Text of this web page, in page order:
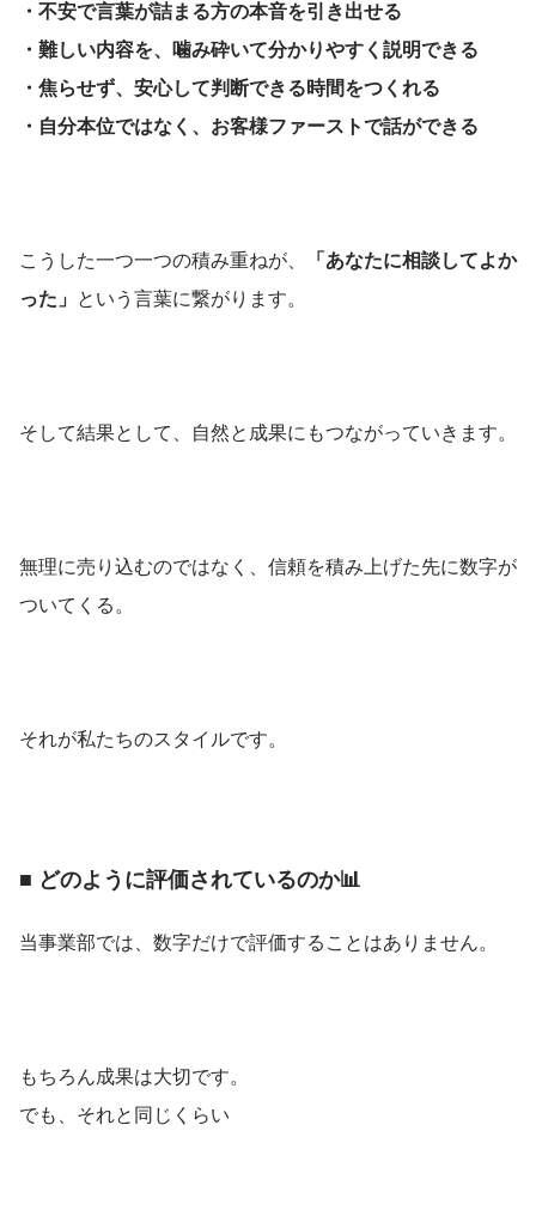
・不安で言葉が詰まる方の本音を引き出せる
・難しい内容を、噛み砕いて分かりやすく説明できる
・焦らせず、安心して判断できる時間をつくれる
・自分本位ではなく、お客様ファーストで話ができる
こうした一つ一つの積み重ねが、
「あなたに相談してよか
った」 という言葉に繋がります。
そして結果として、自然と成果にもつながっていきます。
無理に売り込むのではなく、信頼を積み上げた先に数字が
ついてくる。
それが私たちのスタイルです。
■ どのように評価されているのか📊
当事業部では、数字だけで評価することはありません。
もちろん成果は大切です。
でも、それと同じくらい